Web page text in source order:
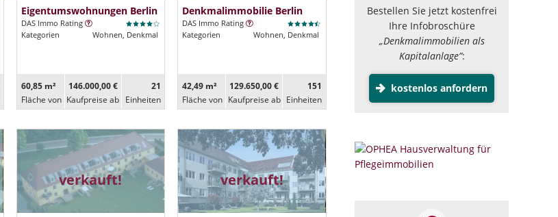
Eigentumswohnungen Berlin
DAS Immo Rating
Kategorien
Wohnen, Denkmal
60,85 m²
Fläche von
146.000,00 €
Kaufpreise ab
21
Ein­heiten
Denkmalimmobilie Berlin
DAS Immo Rating
Kategorien
Wohnen, Denkmal
42,49 m²
Fläche von
129.650,00 €
Kaufpreise ab
151
Ein­heiten
verkauft! verkauft!
Bestellen Sie jetzt kostenfrei
Ihre Infobroschüre
„Denkmalimmobilien als
Kapitalanlage”:
kostenlos anfordern